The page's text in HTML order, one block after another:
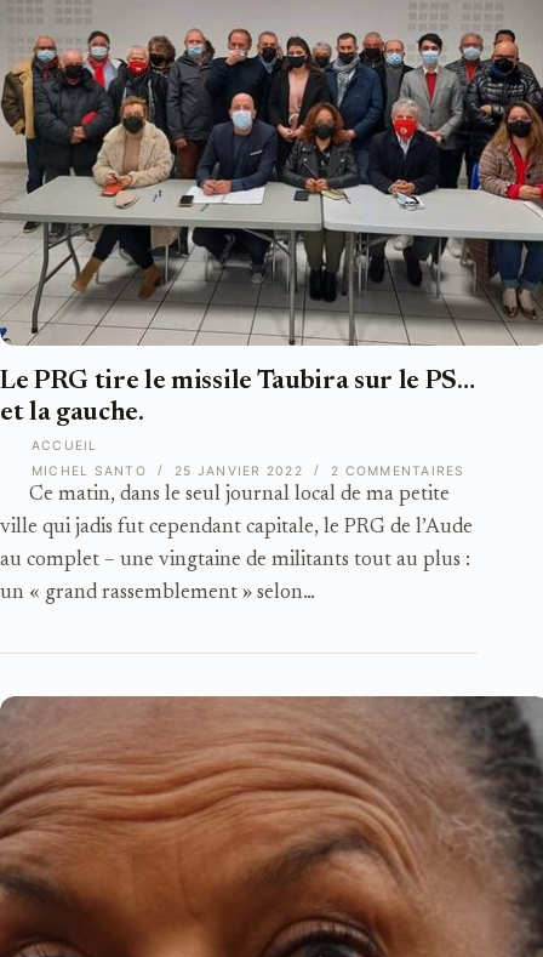
ACCUEIL
Le PRG tire le missile Taubira sur le PS…
et la gauche.
Ce matin, dans le seul journal local de ma petite
ville qui jadis fut cependant capitale, le PRG de l’Aude
au complet – une vingtaine de militants tout au plus :
un « grand rassemblement » selon…
MICHEL SANTO 25 JANVIER 2022 2 COMMENTAIRES